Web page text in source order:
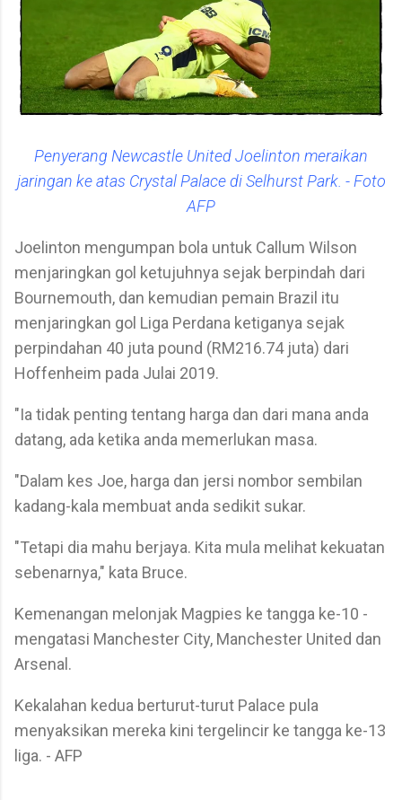
Penyerang Newcastle United Joelinton meraikan
jaringan ke atas Crystal Palace di Selhurst Park. - Foto
AFP
Joelinton mengumpan bola untuk Callum Wilson
menjaringkan gol ketujuhnya sejak berpindah dari
Bournemouth, dan kemudian pemain Brazil itu
menjaringkan gol Liga Perdana ketiganya sejak
perpindahan 40 juta pound (RM216.74 juta) dari
Hoffenheim pada Julai 2019.
"Ia tidak penting tentang harga dan dari mana anda
datang, ada ketika anda memerlukan masa.
"Dalam kes Joe, harga dan jersi nombor sembilan
kadang-kala membuat anda sedikit sukar.
"Tetapi dia mahu berjaya. Kita mula melihat kekuatan
sebenarnya," kata Bruce.
Kemenangan melonjak Magpies ke tangga ke-10 -
mengatasi Manchester City, Manchester United dan
Arsenal.
Kekalahan kedua berturut-turut Palace pula
menyaksikan mereka kini tergelincir ke tangga ke-13
liga. - AFP